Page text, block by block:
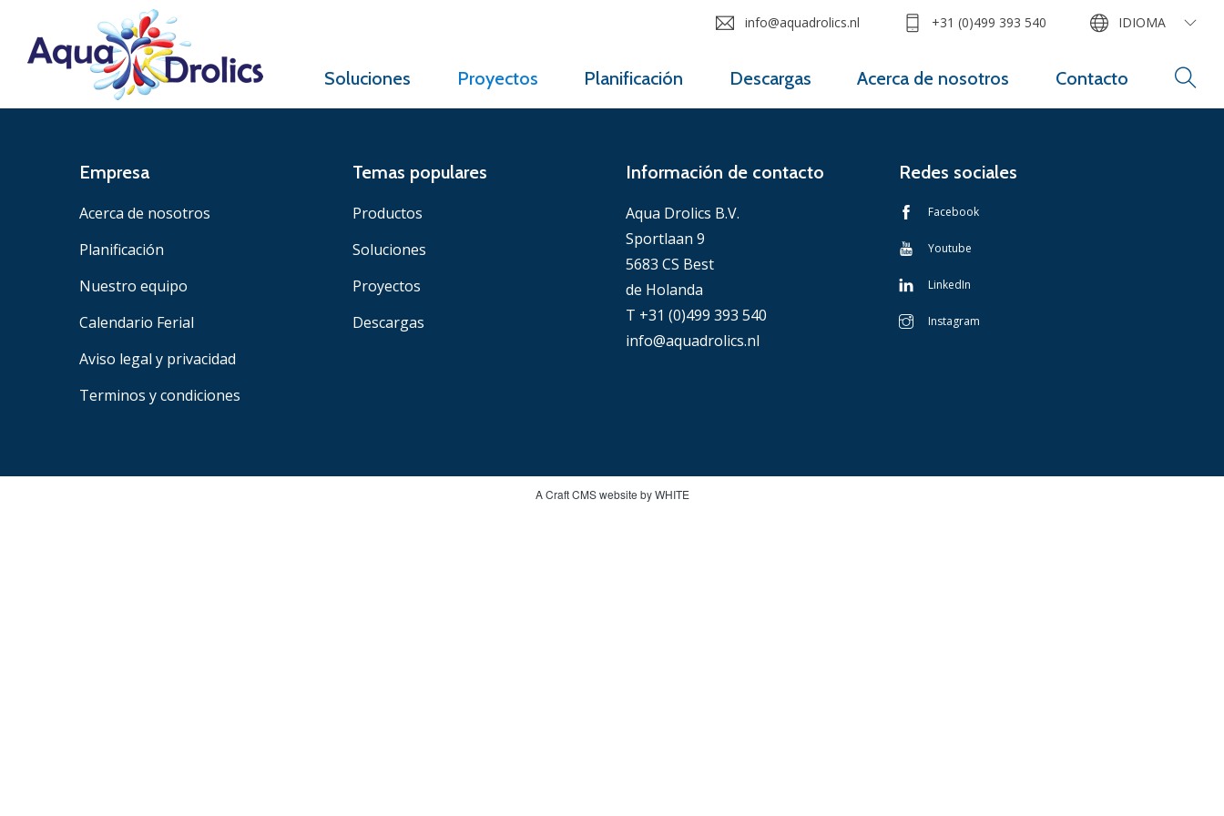
Soluciones Proyectos Planificación Descargas Acerca de nosotros Contacto
info@aquadrolics.nl +31 (0)499 393 540 IDIOMA
Empresa
Acerca de nosotros
Planificación
Nuestro equipo
Calendario Ferial
Aviso legal y privacidad
Terminos y condiciones
Temas populares
Productos
Soluciones
Proyectos
Descargas
Información de contacto
Aqua Drolics B.V.
Sportlaan 9
5683 CS Best
de Holanda
T +31 (0)499 393 540
info@aquadrolics.nl
Redes sociales
Facebook
Youtube
LinkedIn
Instagram
A Craft CMS website by WHITE